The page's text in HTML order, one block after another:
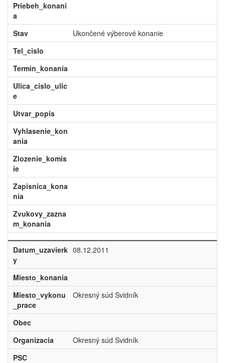
Priebeh_konani
a
Stav
Ukončené výberové konanie
Tel_cislo
Termin_konania
Ulica_cislo_ulic
e
Utvar_popis
Vyhlasenie_kon
ania
Zlozenie_komis
ie
Zapisnica_kona
nia
Zvukovy_zazna
m_konania
Datum_uzavierk
y
08.12.2011
Miesto_konania
Miesto_vykonu
_prace
Okresný súd Svidník
Obec
Organizacia
Okresný súd Svidník
PSC